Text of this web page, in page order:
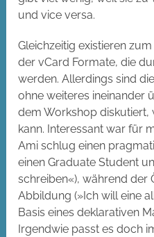
und vice versa.
Gleichzeitig existieren
der vCard Formate, die
werden. Allerdings sind
ohne weiteres ineinander
dem Workshop diskutiert,
kann. Interessant war für
Ami schlug einen
einen Graduate Student
schreiben«), während der
Abbildung (»Ich will eine
Basis eines deklarativen
Irgendwie passt es doch